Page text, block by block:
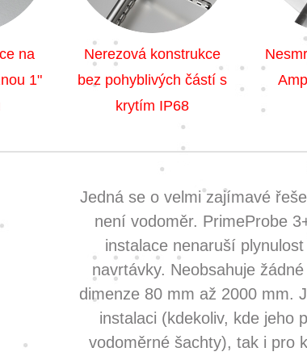
na
1"
Nerezová konstrukce
bez pohyblivých částí s
krytím IP68
Jedná se o velmi zajímavé
není vodoměr. PrimeProbe
instalace nenaruší
navrtávky. Neobsahuje
dimenze 80 mm až 2000 mm.
instalaci (kdekoliv, kde jeho
vodoměrné šachty), tak i pro